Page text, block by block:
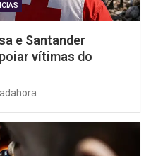
e Santander
vítimas do